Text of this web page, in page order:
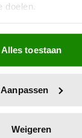
doelen.
we ook graag:
over uw
paar meter
in het
Alles toestaan
Aanpassen
Weigeren